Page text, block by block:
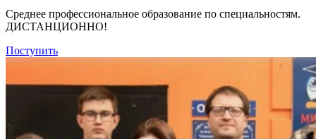
Среднее профессиональное образование по специальностям.
ДИСТАНЦИОННО!
Поступить